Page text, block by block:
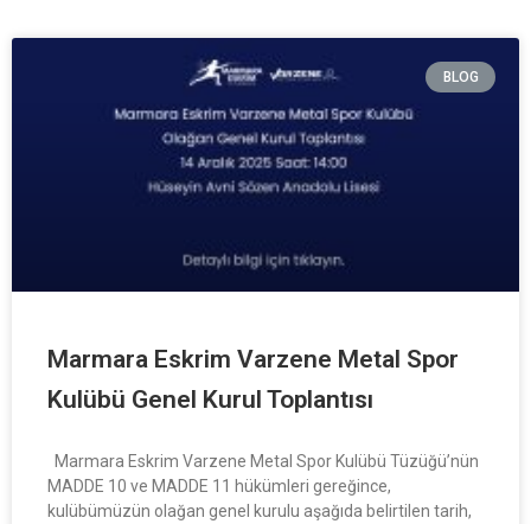
BLOG
Marmara Eskrim Varzene Metal Spor
Kulübü Genel Kurul Toplantısı
Marmara Eskrim Varzene Metal Spor Kulübü Tüzüğü’nün
MADDE 10 ve MADDE 11 hükümleri gereğince,
kulübümüzün olağan genel kurulu aşağıda belirtilen tarih,